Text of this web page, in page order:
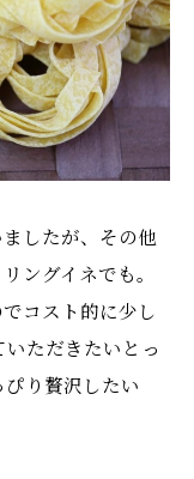
したが、その他
ングイネでも。
コスト的に少し
ただきたいとっ
り贅沢したい